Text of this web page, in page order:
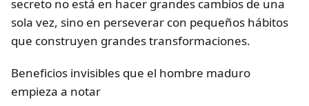
secreto no está en hacer grandes cambios de una
sola vez, sino en perseverar con pequeños hábitos
que construyen grandes transformaciones.
Beneficios invisibles que el hombre maduro
empieza a notar